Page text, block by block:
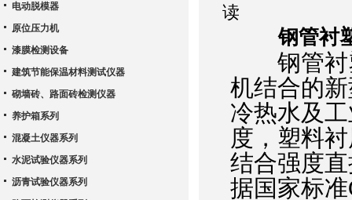
读
钢管衬
钢管衬塑
机结合的
冷热水及
度，塑料
结合强度
据国家标
电动脱模器
原位压力机
漆膜检测设备
建筑节能保温材料测试仪器
砌墙砖、路面砖检测仪器
养护箱系列
混凝土仪器系列
水泥试验仪器系列
沥青试验仪器系列